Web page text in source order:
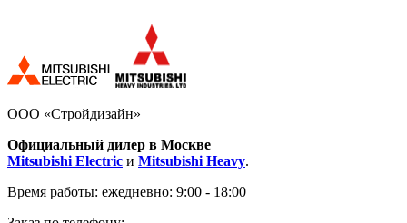
ООО «Стройдизайн»
Официальный дилер в Москве
Mitsubishi Electric и Mitsubishi Heavy.
Время работы: ежедневно: 9:00 - 18:00